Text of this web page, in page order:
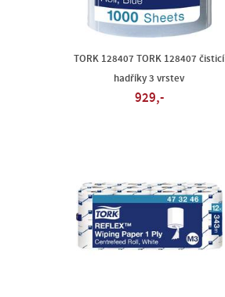
TORK 128407 TORK 128407 čisticí
hadříky 3 vrstev
929,-